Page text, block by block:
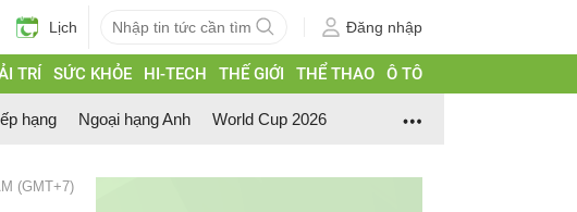
Lịch Đăng nhập
TRÍ SỨC KHỎE HI-TECH THẾ GIỚI THỂ THAO Ô TÔ
hạng Ngoại hạng Anh World Cup 2026
(GMT+7)